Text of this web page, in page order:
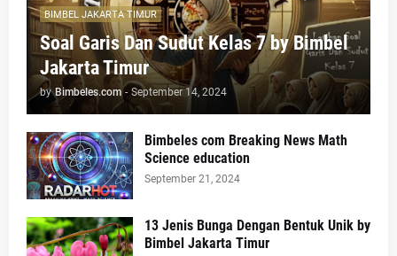
BIMBEL JAKARTA TIMUR
Soal Garis Dan Sudut Kelas 7 by Bimbel
Jakarta Timur
by Bimbeles.com - September 14, 2024
Bimbeles com Breaking News Math
Science education
September 21, 2024
13 Jenis Bunga Dengan Bentuk Unik by
Bimbel Jakarta Timur